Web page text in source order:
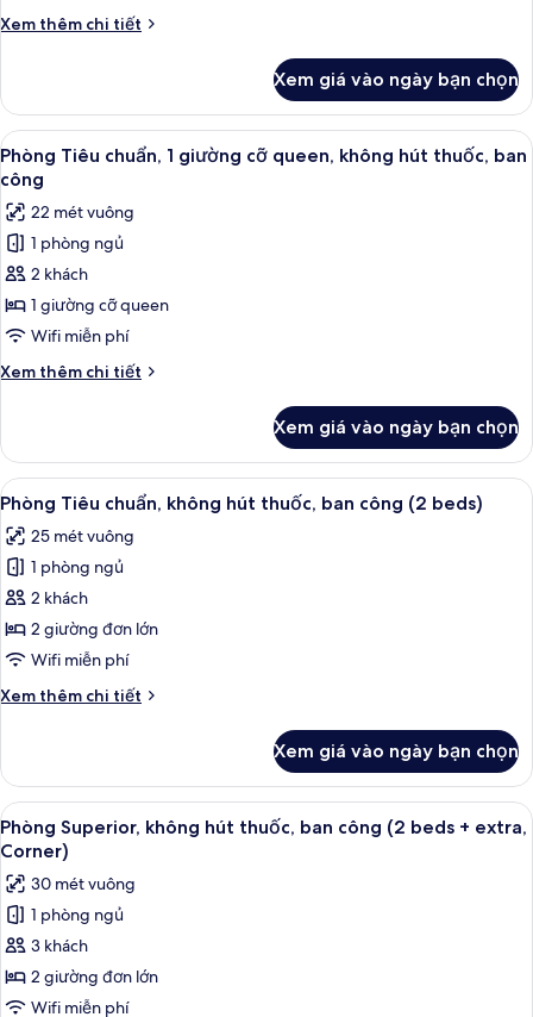
giường
hút
thuốc,
ban
công
Xem thêm chi tiết
Chi
Phòng
Tiêu
chuẩn,
1
giường
đôi,
không
hút
thuốc,
ban
Xem giá vào ngày bạn chọn
Xem
tất
cả
ảnh
Phòng
Tiêu
chuẩn,
1
giường
cỡ
không
hút
thuốc,
ban
công
Két bảo mật tại phòng, bàn, phòng
6
Phòng Tiêu chuẩn, 1 giường cỡ queen, không hút thuốc, ban
công
22 mét vuông
1 phòng ngủ
2 khách
1 giường cỡ queen
Wifi miễn phí
Xem thêm chi tiết
Chi
Phòng
Tiêu
chuẩn,
giường
cỡ
queen,
không
hút
thuốc,
ban
công
Xem giá vào ngày bạn chọn
Xem
tất
cả
ảnh
Phòng
Tiêu
chuẩn,
hút
công
(2
beds)
Phòng Tiêu chuẩn, không hút
6
Phòng Tiêu chuẩn, không hút thuốc, ban công (2 beds)
25 mét vuông
1 phòng ngủ
2 khách
2 giường đơn lớn
Wifi miễn phí
Xem thêm chi tiết
Chi
Phòng
Tiêu
chuẩn,
không
thuốc,
ban
công
(2
beds)
Xem giá vào ngày bạn chọn
Xem
tất
cả
ảnh
Phòng
Superior,
không
hút
Phòng Superior, không hút thuốc,
6
Phòng Superior, không hút thuốc, ban công (2 beds + extra,
Corner)
30 mét vuông
1 phòng ngủ
3 khách
2 giường đơn lớn
Wifi miễn phí